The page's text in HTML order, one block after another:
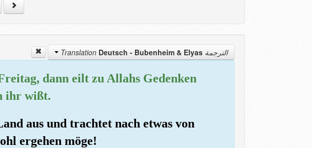
الترجمة Translation Deutsch - Bubenheim & Elyas
dann eilt zu Allahs Gedenken
ihr wißt.
aus und trachtet nach etwas von
ergehen möge!